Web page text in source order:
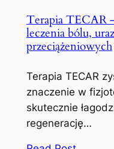
Terapia TECAR
leczenia bólu,
przeciążeniowych
Terapia TECAR
znaczenie w
skutecznie
regenerację…